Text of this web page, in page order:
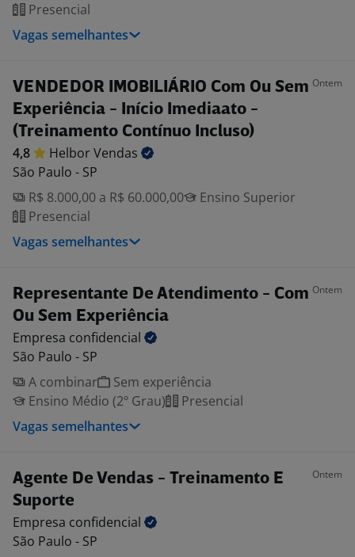
Presencial
Vagas semelhantes
VENDEDOR IMOBILIÁRIO Com Ou Sem
Experiência - Início Imediaato -
(Treinamento Contínuo Incluso)
Ontem
4,8 HelborVendas
São Paulo - SP
R$ 8.000,00 a R$ 60.000,00
Ensino Superior
Presencial
Vagas semelhantes
Representante De Atendimento - Com
Ou Sem Experiência
Ontem
Empresa confidencial
São Paulo - SP
A combinar
Sem experiência
Ensino Médio (2º Grau)
Presencial
Vagas semelhantes
Agente De Vendas - Treinamento E
Suporte
Ontem
Empresa confidencial
São Paulo - SP